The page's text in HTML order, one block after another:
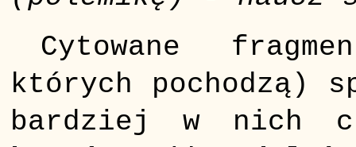
Cytowane
których pochodzą)
bardziej w nich